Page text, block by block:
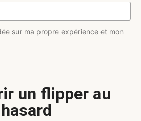
sur ma propre expérience et mon
un flipper au
hasard